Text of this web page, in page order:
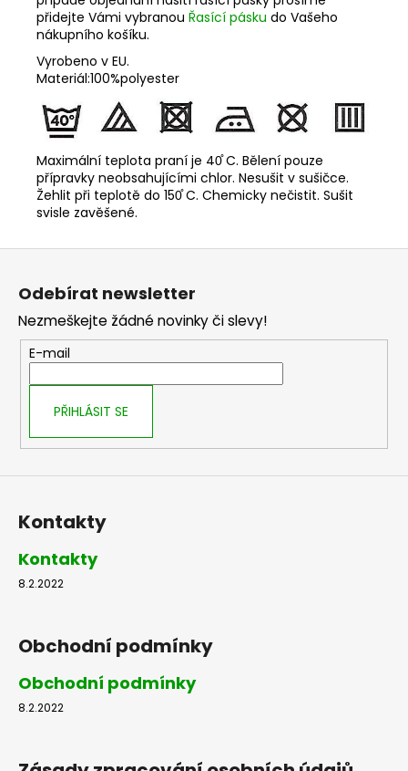
přidejte Vámi vybranou Řasící pásku do Vašeho
nákupního košíku.
Vyrobeno v EU.
Materiál:100%polyester
Maximální teplota praní je 40̊ C. Bělení pouze
přípravky neobsahujícími chlor. Nesušit v sušičce.
Žehlit při teplotě do 150̊ C. Chemicky nečistit. Sušit
svisle zavěšené.
Odebírat newsletter
Nezmeškejte žádné novinky či slevy!
E-mail
PŘIHLÁSIT SE
Kontakty
Kontakty
8.2.2022
Obchodní podmínky
Obchodní podmínky
8.2.2022